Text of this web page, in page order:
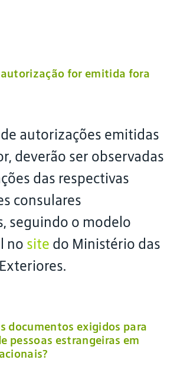
autorização for emitida fora
de autorizações emitidas
deverão ser observadas
das respectivas
consulares
seguindo o modelo
no site do Ministério das
documentos exigidos para
pessoas estrangeiras em